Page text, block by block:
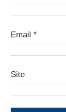
Email *
Site